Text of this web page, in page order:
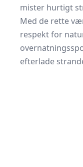
mister hurtigt
Med de rette
respekt for
efterlade